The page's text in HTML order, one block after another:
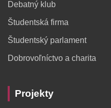
Debatný klub
Študentská firma
Študentský parlament
Dobrovoľníctvo a charita
Projekty